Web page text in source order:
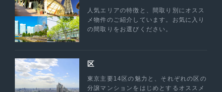
人気エリアの特徴と、間取り別にオスス
メ物件のご紹介しています。お気に入り
の間取りをお選びください。
区
東京主要14区の魅力と、それぞれの区の
分譲マンションをはじめとするオススメ